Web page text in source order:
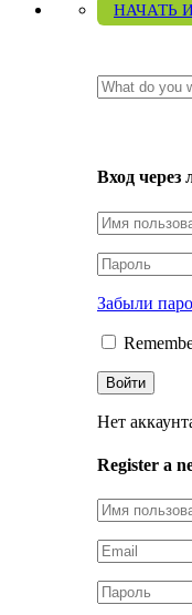
НАЧАТЬ
Вход через
Забыли
Нет
Register a